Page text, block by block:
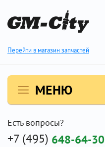
Перейти в магазин запчастей
МЕНЮ
Есть вопросы?
+7 (495) 648-64-30